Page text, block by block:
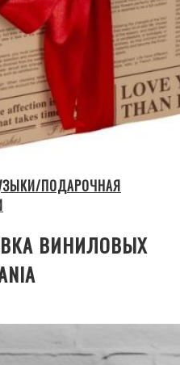
ПОДАРОЧНАЯ
ВИНИЛОВЫХ